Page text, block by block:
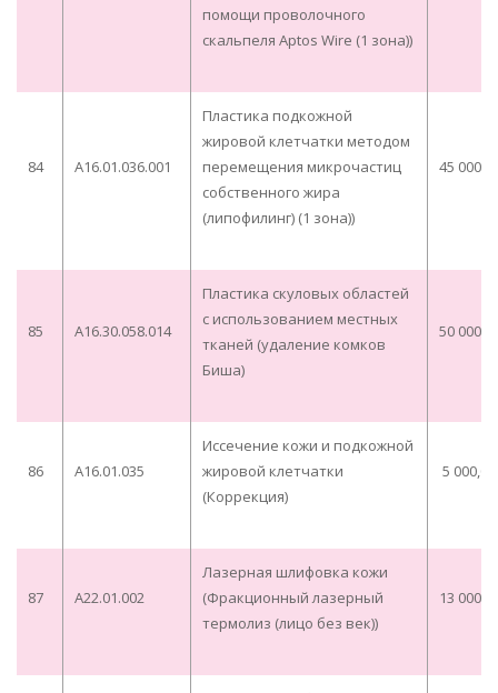
помощи проволочного
скальпеля Aptos Wire (1 зона))
84 A16.01.036.001
Пластика подкожной
жировой клетчатки методом
перемещения микрочастиц
собственного жира
(липофилинг) (1 зона))
45
85 A16.30.058.014
Пластика скуловых областей
с использованием местных
тканей (удаление комков
Биша)
50
86 A16.01.035
Иссечение кожи и подкожной
жировой клетчатки
(Коррекция)
5 000,00
87 A22.01.002
Лазерная шлифовка кожи
(Фракционный лазерный
термолиз (лицо без век))
13